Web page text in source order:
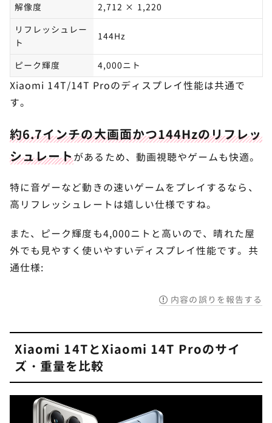
解像度
2,712 × 1,220
リフレッシュレー
ト
144Hz
ピーク輝度 4,000ニト
Xiaomi 14T/14T Proのディスプレイ性能は共通で
す。
約6.7インチの大画面かつ144Hzのリフレッ
シュレートがあるため、動画視聴やゲームも快適。
特に音ゲーなど動きの速いゲームをプレイするなら、
高リフレッシュレートは嬉しい仕様ですね。
また、ピーク輝度も4,000ニトと高いので、晴れた屋
外でも見やすく使いやすいディスプレイ性能です。共
通仕様:
内容の誤りを報告する
Xiaomi 14TとXiaomi 14T Proのサイ
ズ・重量を比較